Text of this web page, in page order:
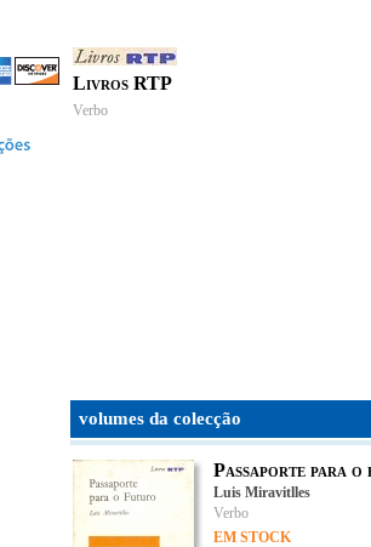
Livros RTP
Verbo
volumes da colecção
Passaporte para
Luis Miravitlles
Verbo
EM STOCK